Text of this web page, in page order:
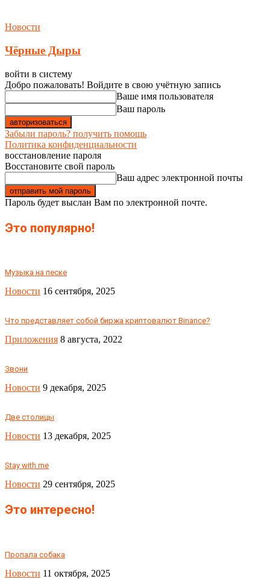
Новости
Чёрные Дыры
войти в систему
Добро пожаловать! Войдите в свою учётную запись
Ваше имя пользователя
Ваш пароль
Забыли пароль? получить помощь
Политика конфиденциальности
восстановление пароля
Восстановите свой пароль
Ваш адрес электронной почты
Пароль будет выслан Вам по электронной почте.
Это популярно!
Музыка на песке
Новости 16 сентября, 2025
Что представляет собой биржа криптовалют Binance?
Приложения 8 августа, 2022
Звони
Новости 9 декабря, 2025
Две столицы
Новости 13 декабря, 2025
Stay with me
Новости 29 сентября, 2025
Это интересно!
Пропала собака
Новости 11 октября, 2025